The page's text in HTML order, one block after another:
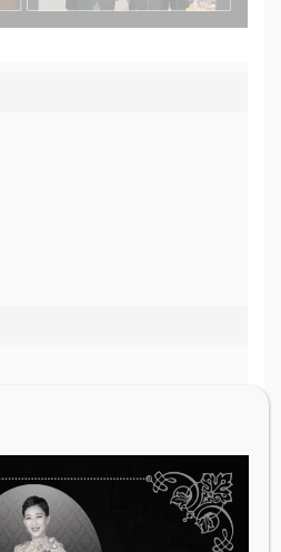
งกรมบัญชีกลาง สำหรับการต่อรอง
กรณ์ในการบำบัดรักษาโรค จำนวน 25